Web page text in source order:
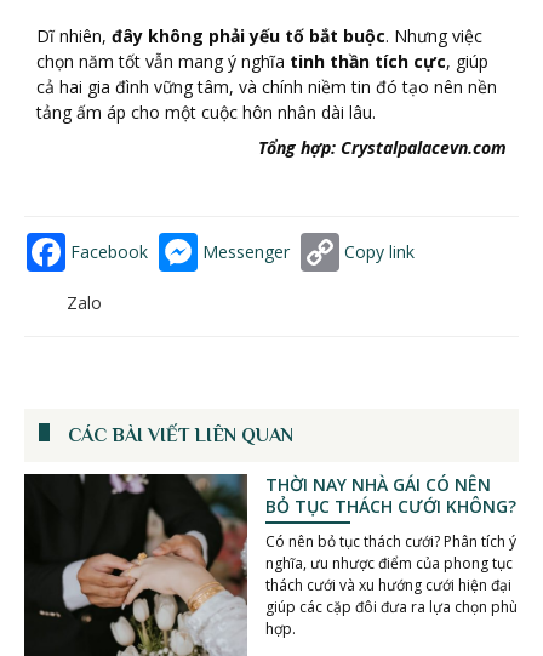
Dĩ nhiên, đây không phải yếu tố bắt buộc. Nhưng việc
chọn năm tốt vẫn mang ý nghĩa tinh thần tích cực, giúp
cả hai gia đình vững tâm, và chính niềm tin đó tạo nên nền
tảng ấm áp cho một cuộc hôn nhân dài lâu.
Tổng hợp: Crystalpalacevn.com
Facebook Messenger Copy link
Zalo
CÁC BÀI VIẾT LIÊN QUAN
THỜI NAY NHÀ GÁI CÓ NÊN
BỎ TỤC THÁCH CƯỚI KHÔNG?
Có nên bỏ tục thách cưới? Phân tích ý
nghĩa, ưu nhược điểm của phong tục
thách cưới và xu hướng cưới hiện đại
giúp các cặp đôi đưa ra lựa chọn phù
hợp.